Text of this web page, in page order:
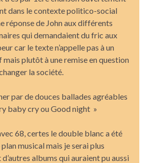
dans le contexte politico-social
réponse de John aux différents
qui demandaient du fric aux
car le texte n’appelle pas à un
plutôt à une remise en question
la société.
par de douces ballades agréables
baby cry ou Good night »
68, certes le double blanc a été
musical mais je serai plus
albums qui auraient pu aussi